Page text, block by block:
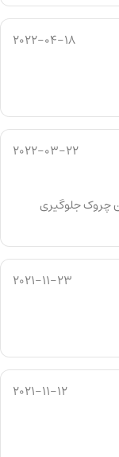
2022-04-18
2022-03-22
چروک جلوگیری
2021-11-23
2021-11-12